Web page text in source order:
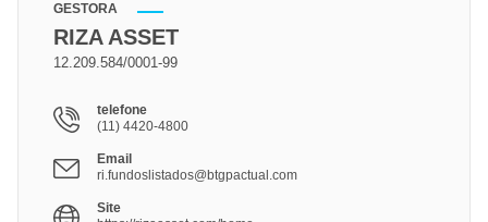
GESTORA
RIZA ASSET
12.209.584/0001-99
telefone
(11) 4420-4800
Email
ri.fundoslistados@btgpactual.com
Site